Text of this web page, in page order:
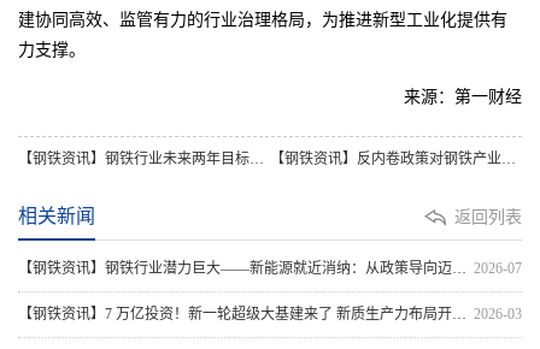
建协同高效、监管有力的行业治理格局，为推进新型工业化提供有
力支撑。
来源：第一财经
返回列表
相关新闻
2026-07
【钢铁资讯】钢铁行业潜力巨大——新能源就近消纳：从政策导向迈向商业化规模落地
2026-03
【钢铁资讯】7 万亿投资！新一轮超级大基建来了 新质生产力布局开启！